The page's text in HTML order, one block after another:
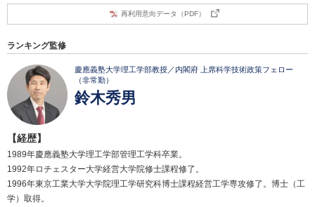
再利用意向データ（PDF）
ランキング監修
慶應義塾大学理工学部教授／内閣府 上席科学技術政策フェロー
（非常勤）
鈴木秀男
【経歴】
1989年慶應義塾大学理工学部管理工学科卒業。
1992年ロチェスター大学経営大学院修士課程修了。
1996年東京工業大学大学院理工学研究科博士課程経営工学専攻修了。博士（工
学）取得。